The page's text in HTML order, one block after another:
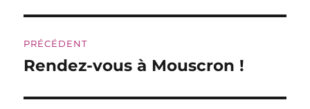
de
PRÉCÉDENT
Publication
Rendez-vous à Mouscron !